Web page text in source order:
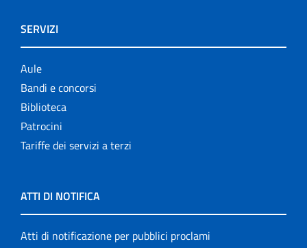
SERVIZI
Aule
Bandi e concorsi
Biblioteca
Patrocini
Tariffe dei servizi a terzi
ATTI DI NOTIFICA
Atti di notificazione per pubblici proclami